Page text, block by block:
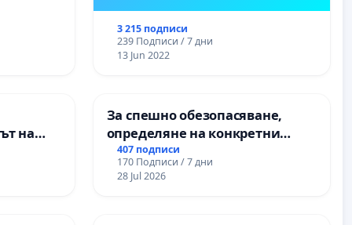
3 215 подписи
239 Подписи / 7 дни
13 Jun 2022
на
и
За спешно обезопасяване,
определяне на конкретни
срокове и извършване на
цялостна рехабилитация на
републиканския път между
407 подписи
170 Подписи / 7 дни
28 Jul 2026